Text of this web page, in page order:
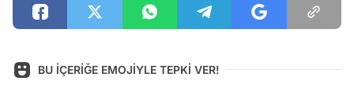
BU İÇERİĞE EMOJİYLE TEPKİ VER!